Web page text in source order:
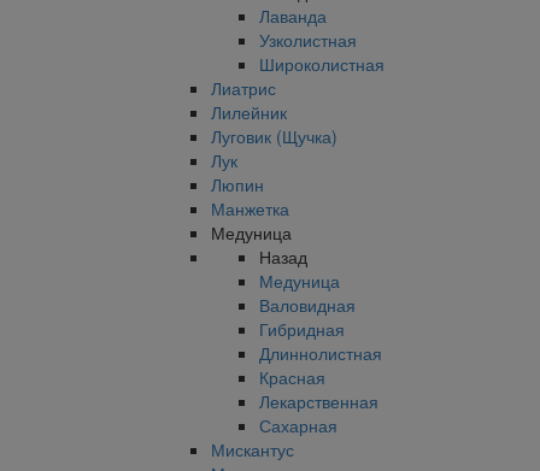
Лаванда
Узколистная
Широколистная
Лиатрис
Лилейник
Луговик (Щучка)
Лук
Люпин
Манжетка
Медуница
Назад
Медуница
Валовидная
Гибридная
Длиннолистная
Красная
Лекарственная
Сахарная
Мискантус